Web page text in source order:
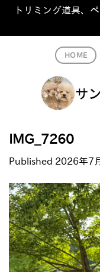
トリミング道具
HOME
IMG_7260
Published 2026年7